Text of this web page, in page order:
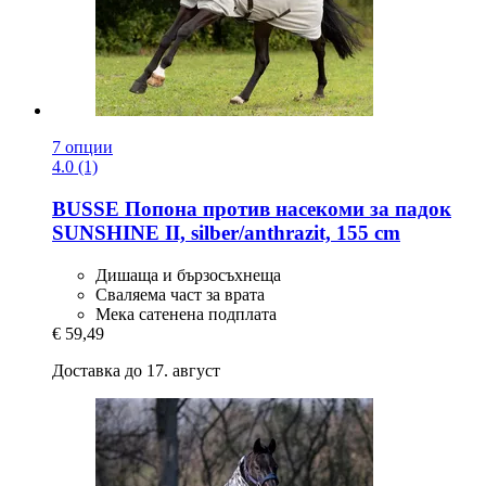
7 опции
4.0 (1)
BUSSE Попона против насекоми за падок
SUNSHINE II, silber/anthrazit, 155 cm
Дишаща и бързосъхнеща
Сваляема част за врата
Мека сатенена подплата
€ 59,49
Доставка до 17. август